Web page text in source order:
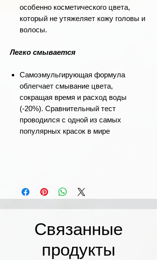
особенно косметического цвета,
который не утяжеляет кожу головы и
волосы.
Легко смывается
Самоэмульгирующая формула
облегчает смывание цвета,
сокращая время и расход воды
(-20%). Сравнительный тест
проводился с одной из самых
популярных красок в мире
Связанные
продукты